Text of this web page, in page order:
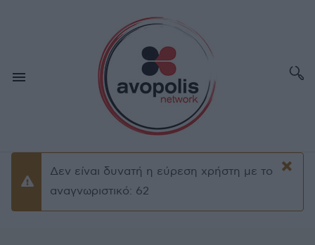
×
Προειδοποίσηση
Δεν είναι δυνατή η εύρεση χρήστη με το
αναγνωριστικό: 62